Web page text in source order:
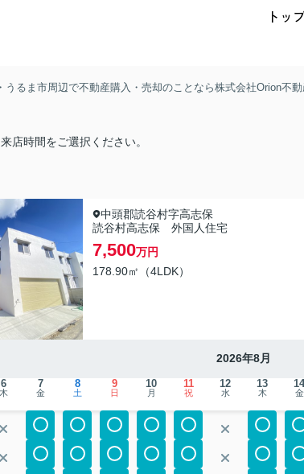
トッ
うるま市周辺で不動産購入・売却のことなら株式会社Orion不動
店時間をご選択ください。
中頭郡読谷村字高志保
読谷村高志保 外国人住宅
7,500万円
178.90㎡（4LDK）
2026年8月
6
木
7
金
8
土
9
日
10
月
11
祝
12
水
13
木
14
金